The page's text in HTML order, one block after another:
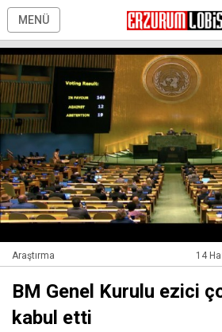
MENÜ
Araştırma 14
BM Genel Kurulu ezici
kabul etti